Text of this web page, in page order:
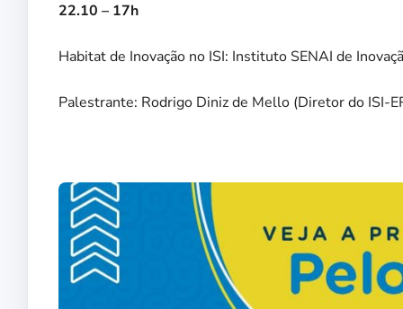
22.10 – 17h
Habitat de Inovação no ISI: Instituto SENAI de
Palestrante: Rodrigo Diniz de Mello (Diretor do ISI-